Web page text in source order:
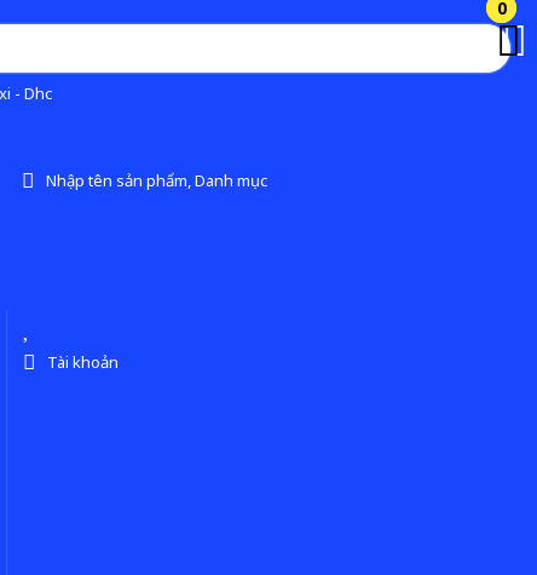
- Dhc
Nhập tên sản phẩm, Danh mục
0
Tài khoản
0